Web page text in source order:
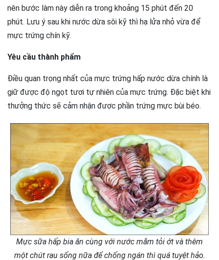
nên bước làm này diễn ra trong khoảng 15 phút đến 20
phút. Lưu ý sau khi nước dừa sôi kỹ thì hạ lửa nhỏ vừa để
mực trứng chín kỹ.
Yêu cầu thành phẩm
Điều quan trọng nhất của mực trứng hấp nước dừa chính là
giữ được độ ngọt tươi tự nhiên của mực trứng. Đặc biệt khi
thưởng thức sẽ cảm nhận được phần trứng mực bùi béo.
Mực sữa hấp bia ăn cùng với nước mắm tỏi ớt và thêm
một chút rau sống nữa để chống ngán thì quá tuyệt hảo.